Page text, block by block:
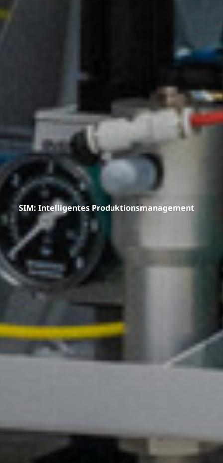
SIM: Intelligentes Produktionsmanagement